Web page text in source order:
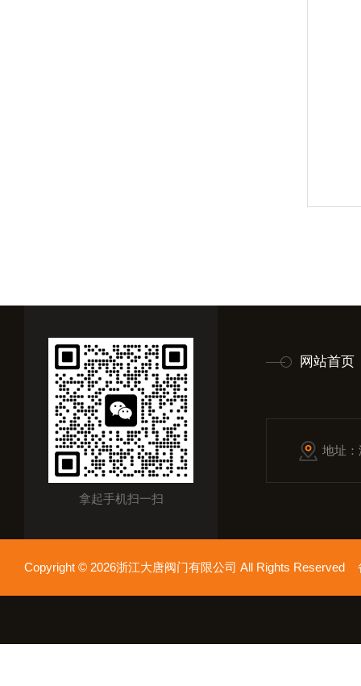
拿起手机扫一扫
网站首页
地址
Copyright © 2026浙江大唐阀门有限公司 All Rights Reserved